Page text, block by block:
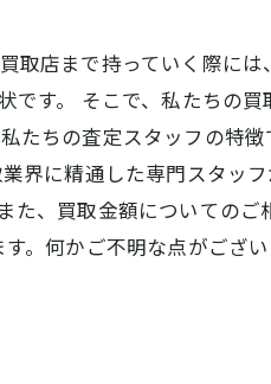
取店まで持っていく際には
です。 そこで、私たちの買
ちの査定スタッフの特徴
界に精通した専門スタッ
た、買取金額についてのご
。何かご不明な点がござ